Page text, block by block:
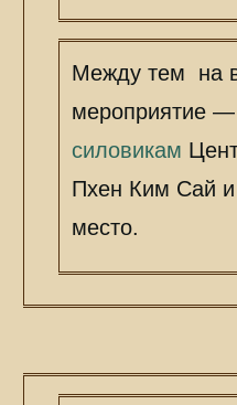
Между тем на
мероприятие —
силовикам
Пхен Ким Сай и
место.